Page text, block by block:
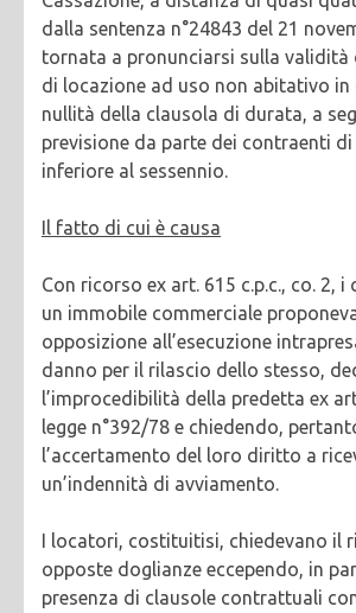
dalla sentenza n°24843 del 21
tornata a pronunciarsi sulla
di locazione ad uso non abitativo in
nullità della clausola di durata, a
previsione da parte dei contraenti
inferiore al sessennio.
Il fatto di cui è causa
Con ricorso ex art. 615 c.p.c., co. 2,
un immobile commerciale
opposizione all’esecuzione
danno per il rilascio dello stesso,
l’improcedibilità della predetta ex
legge n°392/78 e chiedendo,
l’accertamento del loro diritto a
un’indennità di avviamento.
I locatori, costituitisi, chiedevano il
opposte doglianze eccependo, in
presenza di clausole contrattuali